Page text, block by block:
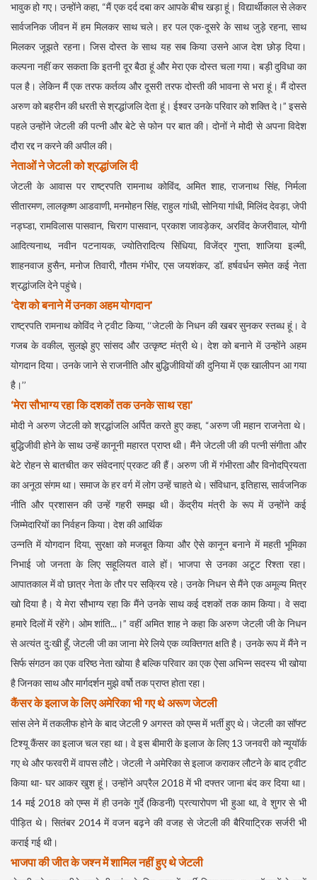
भावुक हो गए। उन्होंने कहा, “मैं एक दर्द दबा कर आपके बीच खड़ा हूं। विद्यार्थीकाल से लेकर
सार्वजनिक जीवन में हम मिलकर साथ चले। हर पल एक-दूसरे के साथ जुड़े रहना, साथ
मिलकर जूझते रहना। जिस दोस्त के साथ यह सब किया उसने आज देश छोड़ दिया।
कल्पना नहीं कर सकता कि इतनी दूर बैठा हूं और मेरा एक दोस्त चला गया। बड़ी दुविधा का
पल है। लेकिन मैं एक तरफ कर्तव्य और दूसरी तरफ दोस्ती की भावना से भरा हूं। मैं दोस्त
अरुण को बहरीन की धरती से श्रद्धांजलि देता हूं। ईश्वर उनके परिवार को शक्ति दे।” इससे
पहले उन्होंने जेटली की पत्नी और बेटे से फोन पर बात की। दोनों ने मोदी से अपना विदेश
दौरा रद्द न करने की अपील की।
नेताओं ने जेटली को श्रद्धांजलि दी
जेटली के आवास पर राष्ट्रपति रामनाथ कोविंद, अमित शाह, राजनाथ सिंह, निर्मला
सीतारमण, लालकृष्ण आडवाणी, मनमोहन सिंह, राहुल गांधी, सोनिया गांधी, मिलिंद देवड़ा, जेपी
नड्घ्डा, रामविलास पासवान, चिराग पासवान, प्रकाश जावड़ेकर, अरविंद केजरीवाल, योगी
आदित्यनाथ, नवीन पटनायक, ज्योतिरादित्य सिंधिया, विजेंद्र गुप्ता, शाजिया इल्मी,
शाहनवाज हुसैन, मनोज तिवारी, गौतम गंभीर, एस जयशंकर, डॉ. हर्षवर्धन समेत कई नेता
श्रद्धांजलि देने पहुंचे।
‘देश को बनाने में उनका अहम योगदान’
राष्ट्रपति रामनाथ कोविंद ने ट्वीट किया, ‘‘जेटली के निधन की खबर सुनकर स्तब्ध हूं। वे
गजब के वकील, सुलझे हुए सांसद और उत्कृष्ट मंत्री थे। देश को बनाने में उन्होंने अहम
योगदान दिया। उनके जाने से राजनीति और बुद्धिजीवियों की दुनिया में एक खालीपन आ गया
है।’’
‘मेरा सौभाग्य रहा कि दशकों तक उनके साथ रहा’
मोदी ने अरुण जेटली को श्रद्धांजलि अर्पित करते हुए कहा, “अरुण जी महान राजनेता थे।
बुद्धिजीवी होने के साथ उन्हें कानूनी महारत प्राप्त थी। मैंने जेटली जी की पत्नी संगीता और
बेटे रोहन से बातचीत कर संवेदनाएं प्रकट की हैं। अरुण जी में गंभीरता और विनोदप्रियता
का अनूठा संगम था। समाज के हर वर्ग में लोग उन्हें चाहते थे। संविधान, इतिहास, सार्वजनिक
नीति और प्रशासन की उन्हें गहरी समझ थी। केंद्रीय मंत्री के रूप में उन्होंने कई
जिम्मेदारियों का निर्वहन किया। देश की आर्थिक
उन्नति में योगदान दिया, सुरक्षा को मजबूत किया और ऐसे कानून बनाने में महती भूमिका
निभाई जो जनता के लिए सहूलियत वाले हों। भाजपा से उनका अटूट रिश्ता रहा।
आपातकाल में वो छात्र नेता के तौर पर सक्रिय रहे। उनके निधन से मैंने एक अमूल्य मित्र
खो दिया है। ये मेरा सौभाग्य रहा कि मैंने उनके साथ कई दशकों तक काम किया। वे सदा
हमारे दिलों में रहेंगे। ओम शांति...।” वहीं अमित शाह ने कहा कि अरुण जेटली जी के निधन
से अत्यंत दुःखी हूँ, जेटली जी का जाना मेरे लिये एक व्यक्तिगत क्षति है। उनके रूप में मैंने न
सिर्फ संगठन का एक वरिष्ठ नेता खोया है बल्कि परिवार का एक ऐसा अभिन्न सदस्य भी खोया
है जिनका साथ और मार्गदर्शन मुझे वर्षो तक प्राप्त होता रहा।
कैंसर के इलाज के लिए अमेरिका भी गए थे अरूण जेटली
सांस लेने में तकलीफ होने के बाद जेटली 9 अगस्त को एम्स में भर्ती हुए थे। जेटली का सॉफ्ट
टिश्यू कैंसर का इलाज चल रहा था। वे इस बीमारी के इलाज के लिए 13 जनवरी को न्यूयॉर्क
गए थे और फरवरी में वापस लौटे। जेटली ने अमेरिका से इलाज कराकर लौटने के बाद ट्वीट
किया था- घर आकर खुश हूं। उन्होंने अप्रैल 2018 में भी दफ्तर जाना बंद कर दिया था।
14 मई 2018 को एम्स में ही उनके गुर्दे (किडनी) प्रत्यारोपण भी हुआ था, वे शुगर से भी
पीड़ित थे। सितंबर 2014 में वजन बढ़ने की वजह से जेटली की बैरियाट्रिक सर्जरी भी
कराई गई थी।
भाजपा की जीत के जश्न में शामिल नहीं हुए थे जेटली